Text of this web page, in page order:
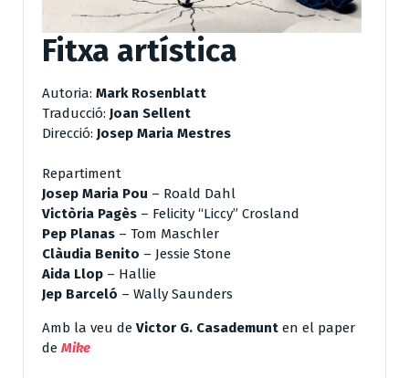
Fitxa artística
Autoria: Mark Rosenblatt
Traducció: Joan Sellent
Direcció: Josep Maria Mestres
Repartiment
Josep Maria Pou – Roald Dahl
Victòria Pagès – Felicity “Liccy” Crosland
Pep Planas – Tom Maschler
Clàudia Benito – Jessie Stone
Aida Llop – Hallie
Jep Barceló – Wally Saunders
Amb la veu de Victor G. Casademunt en el paper
de Mike